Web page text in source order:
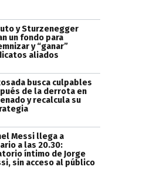
y Sturzenegger
un fondo para
y “ganar”
aliados
busca culpables
de la derrota en
y recalcula su
Messi llega a
a las 20.30:
íntimo de Jorge
sin acceso al público